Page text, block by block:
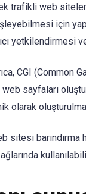
trafikli web
için
yetkilendirmesi
CGI (Common
sayfaları
olarak
sitesi